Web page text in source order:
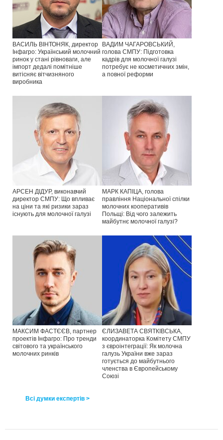
ВАСИЛЬ ВІНТОНЯК, директор
Інфагро: Український молочний
ринок у стані рівноваги, але
імпорт дедалі помітніше
витісняє вітчизняного
виробника
ВАДИМ ЧАГАРОВСЬКИЙ,
голова СМПУ: Підготовка
кадрів для молочної галузі
потребує не косметичних змін,
а повної реформи
АРСЕН ДІДУР, виконавчий
директор СМПУ: Що впливає
на ціни та які ризики зараз
існують для молочної галузі
МАРК КАПІЦА, голова
правління Національної спілки
молочних кооперативів
Польщі: Від чого залежить
майбутнє молочної галузі?
МАКСИМ ФАСТЄЄВ, партнер
проектів Інфагро: Про тренди
світового та українського
молочних ринків
ЄЛИЗАВЕТА СВЯТКІВСЬКА,
координаторка Комітету СМПУ
з євроінтеграції: Як молочна
галузь України вже зараз
готується до майбутнього
членства в Європейському
Союзі
Всі думки експертів >